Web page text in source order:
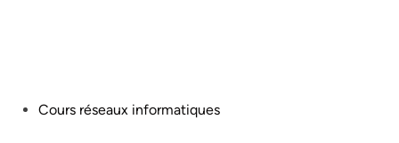
PostedCours réseaux informatiques